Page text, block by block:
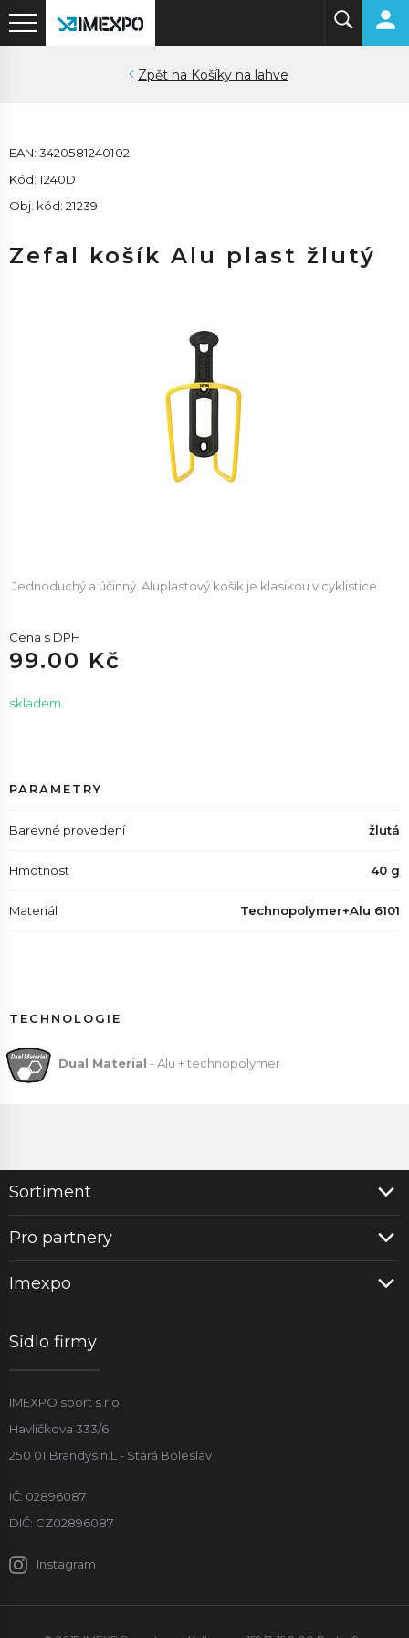
Košíky na lahve
EAN: 3420581240102
Kód: 1240D
Obj. kód: 21239
Zefal košík Alu plast žlutý
Jednoduchý a účinný. Aluplastový košík je klasikou v cyklistice.
Cena s DPH
99.00 Kč
skladem
PARAMETRY
Barevné provedení žlutá
Hmotnost 40 g
Materiál Technopolymer+Alu 6101
TECHNOLOGIE
Dual Material - Alu + technopolymer
Sortiment
Pro partnery
Imexpo
Sídlo firmy
IMEXPO sport s.r.o.
Havlíčkova 333/6
250 01 Brandýs n.L - Stará Boleslav
IČ: 02896087
DIČ: CZ02896087
Instagram